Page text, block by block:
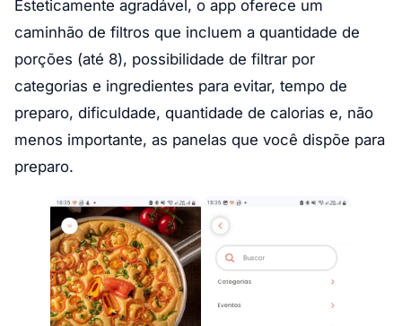
Esteticamente agradável, o app oferece um
caminhão de filtros que incluem a quantidade de
porções (até 8), possibilidade de filtrar por
categorias e ingredientes para evitar, tempo de
preparo, dificuldade, quantidade de calorias e, não
menos importante, as panelas que você dispõe para
preparo.